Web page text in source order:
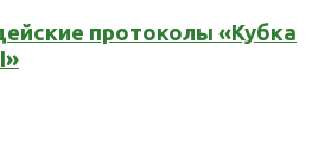
протоколы «Кубка